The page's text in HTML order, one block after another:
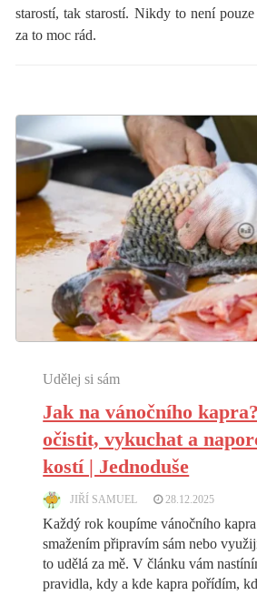
starostí, tak starostí. Nikdy to není
za to moc rád.
Udělej si sám
Jak na vánočního
očistit, vykuchat a
kostí | Jednoduše
JIŘÍ SAMUEL 28.12.2025
Každý rok koupíme vánočního
smažením připravím sám nebo
to udělá za mě. V článku vám
pravidla, kdy a kde kapra pořídím,